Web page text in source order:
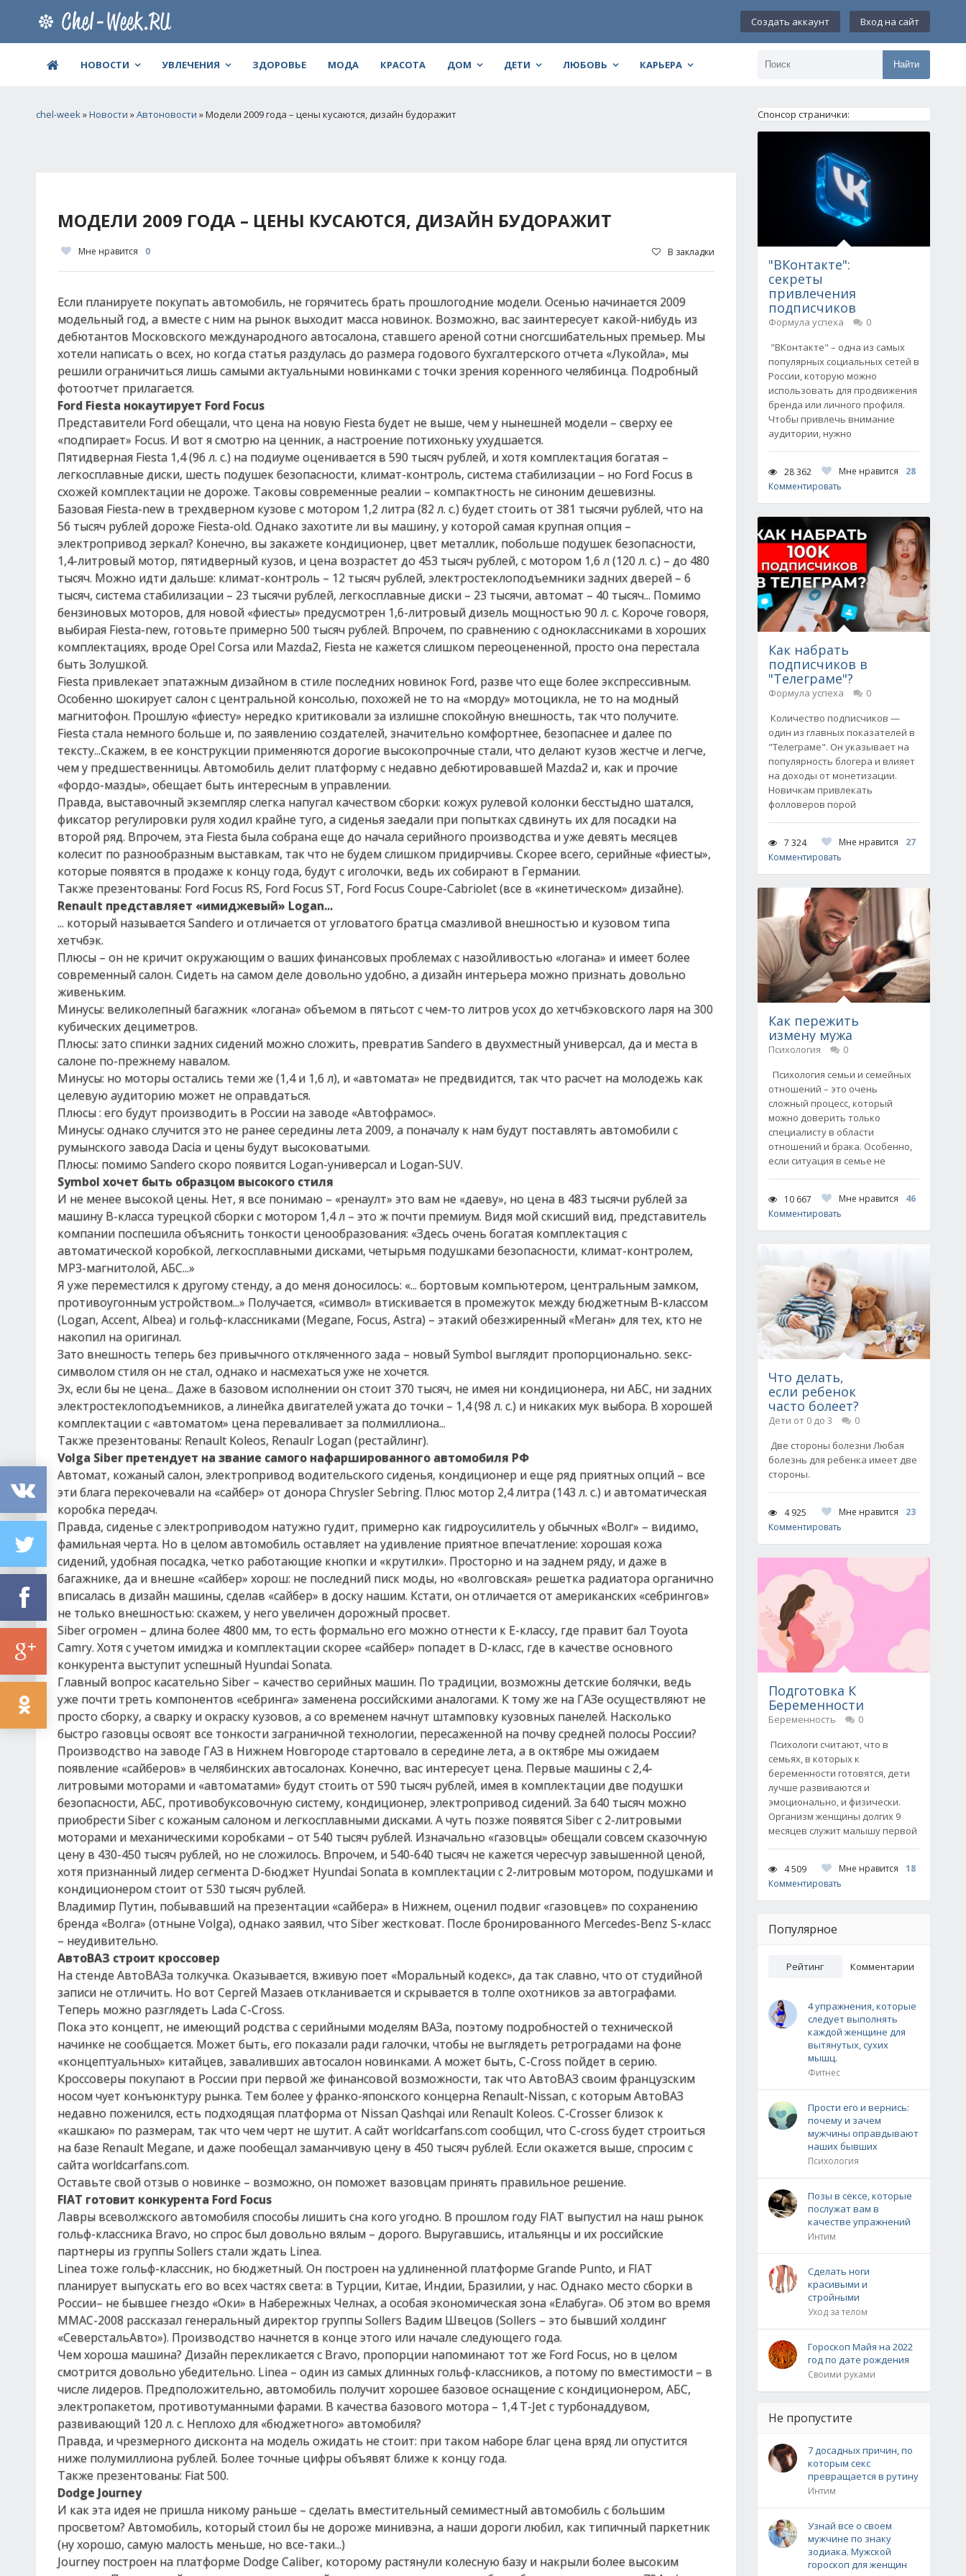
Создать аккаунт Вход на сайт
НОВОСТИ УВЛЕЧЕНИЯ ЗДОРОВЬЕ МОДА КРАСОТА ДОМ ДЕТИ ЛЮБОВЬ КАРЬЕРА Найти
chel-week»Новости »Автоновости » Модели 2009 года – цены кусаются, дизайн будоражит
МОДЕЛИ 2009 ГОДА – ЦЕНЫ КУСАЮТСЯ, ДИЗАЙН БУДОРАЖИТ
Мне нравится 0 В закладки
Если планируете покупать автомобиль, не горячитесь брать прошлогодние модели. Осенью начинается 2009
модельный год, а вместе с ним на рынок выходит масса новинок. Возможно, вас заинтересует какой-нибудь из
дебютантов Московского международного автосалона, ставшего ареной сотни сногсшибательных премьер. Мы
хотели написать о всех, но когда статья раздулась до размера годового бухгалтерского отчета «Лукойла», мы
решили ограничиться лишь самыми актуальными новинками с точки зрения коренного челябинца. Подробный
фотоотчет прилагается.
Ford Fiesta нокаутирует Ford Focus
Представители Ford обещали, что цена на новую Fiesta будет не выше, чем у нынешней модели – сверху ее
«подпирает» Focus. И вот я смотрю на ценник, а настроение потихоньку ухудшается.
Пятидверная Fiesta 1,4 (96 л. с.) на подиуме оценивается в 590 тысяч рублей, и хотя комплектация богатая –
легкосплавные диски, шесть подушек безопасности, климат-контроль, система стабилизации – но Ford Focus в
схожей комплектации не дороже. Таковы современные реалии – компактность не синоним дешевизны.
Базовая Fiesta-new в трехдверном кузове с мотором 1,2 литра (82 л. с.) будет стоить от 381 тысячи рублей, что на
56 тысяч рублей дороже Fiesta-old. Однако захотите ли вы машину, у которой самая крупная опция –
электропривод зеркал? Конечно, вы закажете кондиционер, цвет металлик, побольше подушек безопасности,
1,4-литровый мотор, пятидверный кузов, и цена возрастет до 453 тысяч рублей, с мотором 1,6 л (120 л. с.) – до 480
тысяч. Можно идти дальше: климат-контроль – 12 тысяч рублей, электростеклоподъемники задних дверей – 6
тысяч, система стабилизации – 23 тысячи рублей, легкосплавные диски – 23 тысячи, автомат – 40 тысяч... Помимо
бензиновых моторов, для новой «фиесты» предусмотрен 1,6-литровый дизель мощностью 90 л. с. Короче говоря,
выбирая Fiesta-new, готовьте примерно 500 тысяч рублей. Впрочем, по сравнению с одноклассниками в хороших
комплектациях, вроде Opel Corsa или Mazda2, Fiesta не кажется слишком переоцененной, просто она перестала
быть Золушкой.
Fiesta привлекает эпатажным дизайном в стиле последних новинок Ford, разве что еще более экспрессивным.
Особенно шокирует салон с центральной консолью, похожей не то на «морду» мотоцикла, не то на модный
магнитофон. Прошлую «фиесту» нередко критиковали за излишне спокойную внешность, так что получите.
Fiesta стала немного больше и, по заявлению создателей, значительно комфортнее, безопаснее и далее по
тексту...Скажем, в ее конструкции применяются дорогие высокопрочные стали, что делают кузов жестче и легче,
чем у предшественницы. Автомобиль делит платформу с недавно дебютировавшей Mazda2 и, как и прочие
«фордо-мазды», обещает быть интересным в управлении.
Правда, выставочный экземпляр слегка напугал качеством сборки: кожух рулевой колонки бесстыдно шатался,
фиксатор регулировки руля ходил крайне туго, а сиденья заедали при попытках сдвинуть их для посадки на
второй ряд. Впрочем, эта Fiesta была собрана еще до начала серийного производства и уже девять месяцев
колесит по разнообразным выставкам, так что не будем слишком придирчивы. Скорее всего, серийные «фиесты»,
которые появятся в продаже к концу года, будут с иголочки, ведь их собирают в Германии.
Также презентованы: Ford Focus RS, Ford Focus ST, Ford Focus Coupe-Cabriolet (все в «кинетическом» дизайне).
Renault представляет «имиджевый» Logan...
... который называется Sandero и отличается от угловатого братца смазливой внешностью и кузовом типа
хетчбэк.
Плюсы – он не кричит окружающим о ваших финансовых проблемах с назойливостью «логана» и имеет более
современный салон. Сидеть на самом деле довольно удобно, а дизайн интерьера можно признать довольно
живеньким.
Минусы: великолепный багажник «логана» объемом в пятьсот с чем-то литров усох до хетчбэковского ларя на 300
кубических дециметров.
Плюсы: зато спинки задних сидений можно сложить, превратив Sandero в двухместный универсал, да и места в
салоне по-прежнему навалом.
Минусы: но моторы остались теми же (1,4 и 1,6 л), и «автомата» не предвидится, так что расчет на молодежь как
целевую аудиторию может не оправдаться.
Плюсы : его будут производить в России на заводе «Автофрамос».
Минусы: однако случится это не ранее середины лета 2009, а поначалу к нам будут поставлять автомобили с
румынского завода Dacia и цены будут высоковатыми.
Плюсы: помимо Sandero скоро появится Logan-универсал и Logan-SUV.
Symbol хочет быть образцом высокого стиля
И не менее высокой цены. Нет, я все понимаю – «ренаулт» это вам не «даеву», но цена в 483 тысячи рублей за
машину В-класса турецкой сборки с мотором 1,4 л – это ж почти премиум. Видя мой скисший вид, представитель
компании поспешила объяснить тонкости ценообразования: «Здесь очень богатая комплектация с
автоматической коробкой, легкосплавными дисками, четырьмя подушками безопасности, климат-контролем,
МР3-магнитолой, АБС...»
Я уже переместился к другому стенду, а до меня доносилось: «... бортовым компьютером, центральным замком,
противоугонным устройством...» Получается, «символ» втискивается в промежуток между бюджетным В-классом
(Logan, Accent, Albea) и гольф-классниками (Megane, Focus, Astra) – этакий обезжиренный «Меган» для тех, кто не
накопил на оригинал.
Зато внешность теперь без привычного откляченного зада – новый Symbol выглядит пропорционально. sекс-
символом стиля он не стал, однако и насмехаться уже не хочется.
Эх, если бы не цена... Даже в базовом исполнении он стоит 370 тысяч, не имея ни кондиционера, ни АБС, ни задних
электростеклоподъемников, а линейка двигателей ужата до точки – 1,4 (98 л. с.) и никаких мук выбора. В хорошей
комплектации с «автоматом» цена переваливает за полмиллиона...
Также презентованы: Renault Koleos, Renaulr Logan (рестайлинг).
Volga Siber претендует на звание самого нафаршированного автомобиля РФ
Автомат, кожаный салон, электропривод водительского сиденья, кондиционер и еще ряд приятных опций – все
эти блага перекочевали на «сайбер» от донора Chrysler Sebring. Плюс мотор 2,4 литра (143 л. с.) и автоматическая
коробка передач.
Правда, сиденье с электроприводом натужно гудит, примерно как гидроусилитель у обычных «Волг» – видимо,
фамильная черта. Но в целом автомобиль оставляет на удивление приятное впечатление: хорошая кожа
сидений, удобная посадка, четко работающие кнопки и «крутилки». Просторно и на заднем ряду, и даже в
багажнике, да и внешне «сайбер» хорош: не последний писк моды, но «волговская» решетка радиатора органично
вписалась в дизайн машины, сделав «сайбер» в доску нашим. Кстати, он отличается от американских «себрингов»
не только внешностью: скажем, у него увеличен дорожный просвет.
Siber огромен – длина более 4800 мм, то есть формально его можно отнести к Е-классу, где правит бал Toyota
Camry. Хотя с учетом имиджа и комплектации скорее «сайбер» попадет в D-класс, где в качестве основного
конкурента выступит успешный Hyundai Sonata.
Главный вопрос касательно Siber – качество серийных машин. По традиции, возможны детские болячки, ведь
уже почти треть компонентов «себринга» заменена российскими аналогами. К тому же на ГАЗе осуществляют не
просто сборку, а сварку и окраску кузовов, а со временем начнут штамповку кузовных панелей. Насколько
быстро газовцы освоят все тонкости заграничной технологии, пересаженной на почву средней полосы России?
Производство на заводе ГАЗ в Нижнем Новгороде стартовало в середине лета, а в октябре мы ожидаем
появление «сайберов» в челябинских автосалонах. Конечно, вас интересует цена. Первые машины с 2,4-
литровыми моторами и «автоматами» будут стоить от 590 тысяч рублей, имея в комплектации две подушки
безопасности, АБС, противобуксовочную систему, кондиционер, электропривод сидений. За 640 тысяч можно
приобрести Siber с кожаным салоном и легкосплавными дисками. А чуть позже появятся Siber с 2-литровыми
моторами и механическими коробками – от 540 тысяч рублей. Изначально «газовцы» обещали совсем сказочную
цену в 430-450 тысяч рублей, но не сложилось. Впрочем, и 540-640 тысяч не кажется чересчур завышенной ценой,
хотя признанный лидер сегмента D-бюджет Hyundai Sonata в комплектации с 2-литровым мотором, подушками и
кондиционером стоит от 530 тысяч рублей.
Владимир Путин, побывавший на презентации «сайбера» в Нижнем, оценил подвиг «газовцев» по сохранению
бренда «Волга» (отныне Volga), однако заявил, что Siber жестковат. После бронированного Mercedes-Benz S-класс
– неудивительно.
АвтоВАЗ строит кроссовер
На стенде АвтоВАЗа толкучка. Оказывается, вживую поет «Моральный кодекс», да так славно, что от студийной
записи не отличить. Но вот Сергей Мазаев откланивается и скрывается в толпе охотников за автографами.
Теперь можно разглядеть Lada C-Cross.
Пока это концепт, не имеющий родства с серийными моделям ВАЗа, поэтому подробностей о технической
начинке не сообщается. Может быть, его показали ради галочки, чтобы не выглядеть ретроградами на фоне
«концептуальных» китайцев, заваливших автосалон новинками. А может быть, C-Cross пойдет в серию.
Кроссоверы покупают в России при первой же финансовой возможности, так что АвтоВАЗ своим французским
носом чует конъюнктуру рынка. Тем более у франко-японского концерна Renault-Nissan, с которым АвтоВАЗ
недавно поженился, есть подходящая платформа от Nissan Qashqai или Renault Koleos. С-Crosser близок к
«кашкаю» по размерам, так что чем черт не шутит. А сайт worldcarfans.com сообщил, что С-cross будет строиться
на базе Renault Megane, и даже пообещал заманчивую цену в 450 тысяч рублей. Если окажется выше, спросим с
сайта worldcarfans.com.
Оставьте свой отзыв о новинке – возможно, он поможет вазовцам принять правильное решение.
FIAT готовит конкурента Ford Focus
Лавры всеволжского автомобиля способы лишить сна кого угодно. В прошлом году FIAT выпустил на наш рынок
гольф-классника Bravo, но спрос был довольно вялым – дорого. Выругавшись, итальянцы и их российские
партнеры из группы Sollers стали ждать Linea.
Linea тоже гольф-классник, но бюджетный. Он построен на удлиненной платформе Grande Punto, и FIAT
планирует выпускать его во всех частях света: в Турции, Китае, Индии, Бразилии, у нас. Однако место сборки в
России– не бывшее гнездо «Оки» в Набережных Челнах, а особая экономическая зона «Елабуга». Об этом во время
ММАС-2008 рассказал генеральный директор группы Sollers Вадим Швецов (Sollers – это бывший холдинг
«СеверстальАвто»). Производство начнется в конце этого или начале следующего года.
Чем хороша машина? Дизайн перекликается с Bravo, пропорции напоминают тот же Ford Focus, но в целом
смотрится довольно убедительно. Linea – один из самых длинных гольф-классников, а потому по вместимости – в
числе лидеров. Предположительно, автомобиль получит хорошее базовое оснащение с кондиционером, АБС,
электропакетом, противотуманными фарами. В качества базового мотора – 1,4 T-Jet с турбонаддувом,
развивающий 120 л. с. Неплохо для «бюджетного» автомобиля?
Правда, и чрезмерного дисконта на модель ожидать не стоит: при таком наборе благ цена вряд ли опустится
ниже полумиллиона рублей. Более точные цифры объявят ближе к концу года.
Также презентованы: Fiat 500.
Dodge Journey
И как эта идея не пришла никому раньше – сделать вместительный семиместный автомобиль с большим
просветом? Автомобиль, который стоил бы не дороже минивэна, а наши дороги любил, как типичный паркетник
(ну хорошо, самую малость меньше, но все-таки...)
Journey построен на платформе Dodge Caliber, которому растянули колесную базу и накрыли более высоким
Спонсор странички:
"ВКонтакте":
секреты
привлечения
подписчиков
Формула успеха
0
"ВКонтакте" – одна из самых
популярных социальных сетей в
России, которую можно
использовать для продвижения
бренда или личного профиля.
Чтобы привлечь внимание
аудитории, нужно
28 362 Мне нравится
28
Комментировать
Как набрать
подписчиков в
"Телеграме"?
Формула успеха
0
Количество подписчиков —
один из главных показателей в
"Телеграме". Он указывает на
популярность блогера и влияет
на доходы от монетизации.
Новичкам привлекать
фолловеров порой
7 324 Мне нравится
27
Комментировать
Как пережить
измену мужа
Психология
0
Психология семьи и семейных
отношений – это очень
сложный процесс, который
можно доверить только
специалисту в области
отношений и брака. Особенно,
если ситуация в семье не
10 667 Мне нравится
46
Комментировать
Что делать,
если ребенок
часто болеет?
Дети от 0 до 3
0
Две стороны болезни Любая
болезнь для ребенка имеет две
стороны.
4 925 Мне нравится
23
Комментировать
Подготовка К
Беременности
Беременность
0
Психологи считают, что в
семьях, в которых к
беременности готовятся, дети
лучше развиваются и
эмоционально, и физически.
Организм женщины долгих 9
месяцев служит малышу первой
4 509 Мне нравится
18
Комментировать
Популярное
Рейтинг Комментарии
4 упражнения, которые
следует выполнять
каждой женщине для
вытянутых, сухих
мышц.
Фитнес
Прости его и вернись:
почему и зачем
мужчины оправдывают
наших бывших
Психология
Позы в сексе, которые
послужат вам в
качестве упражнений
Интим
Сделать ноги
красивыми и
стройными
Уход за телом
Гороскоп Майя на 2022
год по дате рождения
Своими руками
Не пропустите
7 досадных причин, по
которым секс
превращается в рутину
Интим
Узнай все о своем
мужчине по знаку
зодиака. Мужской
гороскоп для женщин